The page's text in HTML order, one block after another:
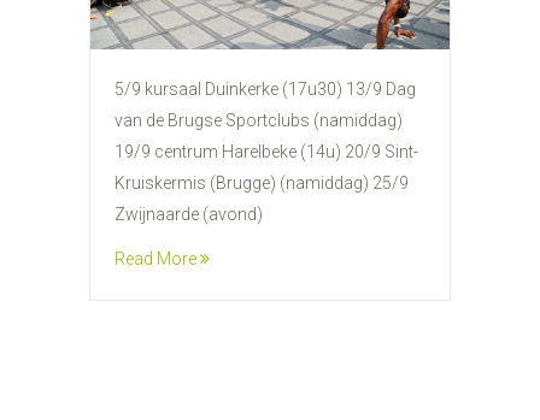
5/9 kursaal Duinkerke (17u30) 13/9 Dag
van de Brugse Sportclubs (namiddag)
19/9 centrum Harelbeke (14u) 20/9 Sint-
Kruiskermis (Brugge) (namiddag) 25/9
Zwijnaarde (avond)
Read More